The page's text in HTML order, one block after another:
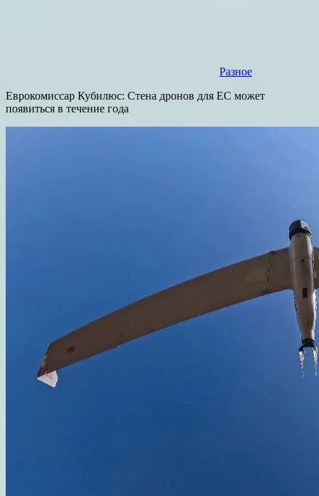
Разное
Еврокомиссар Кубилюс: Стена дронов для ЕС может
появиться в течение года